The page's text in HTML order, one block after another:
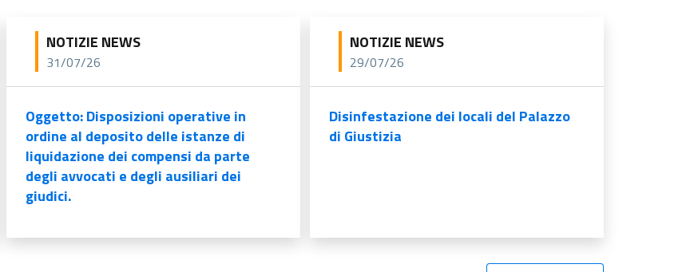
NOTIZIE NEWS
31/07/26
Oggetto: Disposizioni operative in
ordine al deposito delle istanze di
liquidazione dei compensi da parte
degli avvocati e degli ausiliari dei
giudici.
NOTIZIE NEWS
29/07/26
Disinfestazione dei locali del Palazzo
di Giustizia